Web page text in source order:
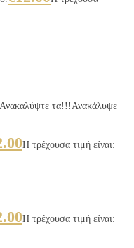
τα!!!Ανακάλυψε
Η τρέχουσα τιμή είναι:
Η τρέχουσα τιμή είναι: